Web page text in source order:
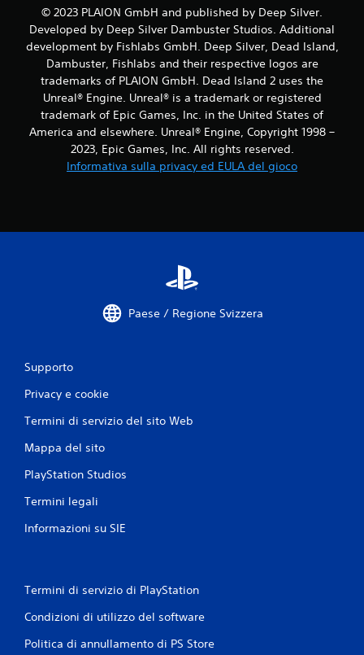
4
v
a
l
u
t
z
© 2023 PLAION GmbH and published by Deep Silver.
Developed by Deep Silver Dambuster Studios. Additional
development by Fishlabs GmbH. Deep Silver, Dead Island,
Dambuster, Fishlabs and their respective logos are
trademarks of PLAION GmbH. Dead Island 2 uses the
Unreal® Engine. Unreal® is a trademark or registered
trademark of Epic Games, Inc. in the United States of
America and elsewhere. Unreal® Engine, Copyright 1998 –
2023, Epic Games, Inc. All rights reserved.
Informativa sulla privacy ed EULA del gioco
Paese / Regione Svizzera
Supporto
Privacy e cookie
Termini di servizio del sito Web
Mappa del sito
PlayStation Studios
Termini legali
Informazioni su SIE
Termini di servizio di PlayStation
Condizioni di utilizzo del software
Politica di annullamento di PS Store